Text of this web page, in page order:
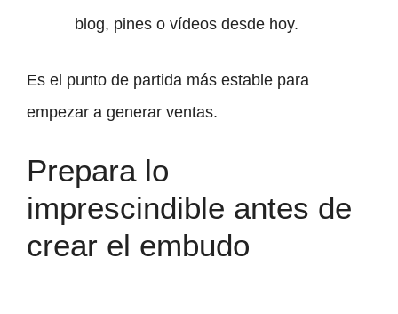
blog, pines o vídeos desde hoy.
Es el punto de partida más estable para
empezar a generar ventas.
Prepara lo
imprescindible antes de
crear el embudo